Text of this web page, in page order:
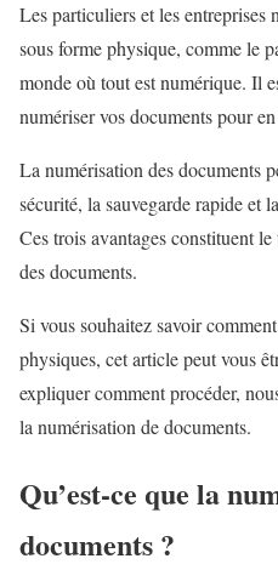
Les particuliers et les entreprises
sous forme physique, comme le
monde où tout est numérique. Il
numériser vos documents pour
La numérisation des documents
sécurité, la sauvegarde rapide et
Ces trois avantages constituent
des documents.
Si vous souhaitez savoir
physiques, cet article peut vous
expliquer comment procéder,
la numérisation de documents.
Qu’est-ce que la
documents ?